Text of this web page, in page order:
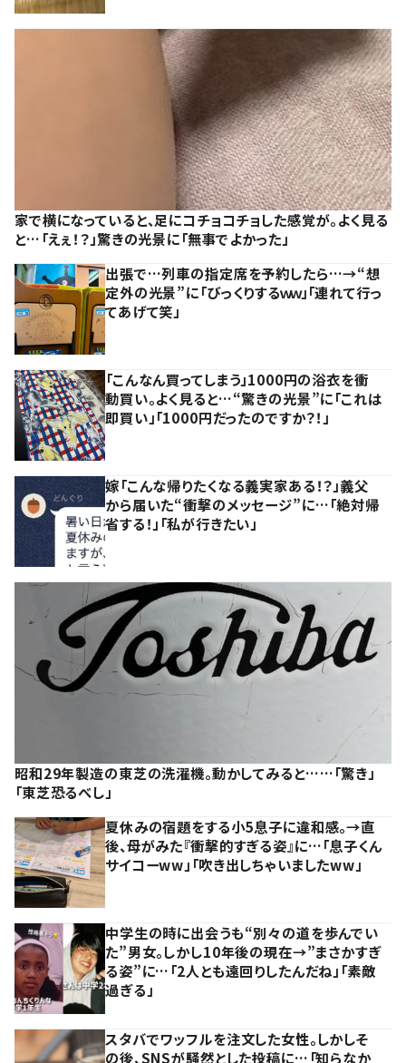
家で横になっていると、足にコチョコチョした感覚が。よく見る
と…「えぇ！？」驚きの光景に「無事でよかった」
出張で…列車の指定席を予約したら…→“想
定外の光景”に「びっくりするｗｗ」「連れて行っ
てあげて笑」
「こんなん買ってしまう」1000円の浴衣を衝
動買い。よく見ると…“驚きの光景”に「これは
即買い」「1000円だったのですか？！」
嫁「こんな帰りたくなる義実家ある！？」義父
から届いた“衝撃のメッセージ”に…「絶対帰
省する！」「私が行きたい」
昭和29年製造の東芝の洗濯機。動かしてみると……「驚き」
「東芝恐るべし」
夏休みの宿題をする小5息子に違和感。→直
後、母がみた『衝撃的すぎる姿』に…「息子くん
サイコーww」「吹き出しちゃいましたww」
中学生の時に出会うも“別々の道を歩んでい
た”男女。しかし10年後の現在→”まさかすぎ
る姿”に…「2人とも遠回りしたんだね」「素敵
過ぎる」
スタバでワッフルを注文した女性。しかしそ
の後、SNSが騒然とした投稿に…「知らなか